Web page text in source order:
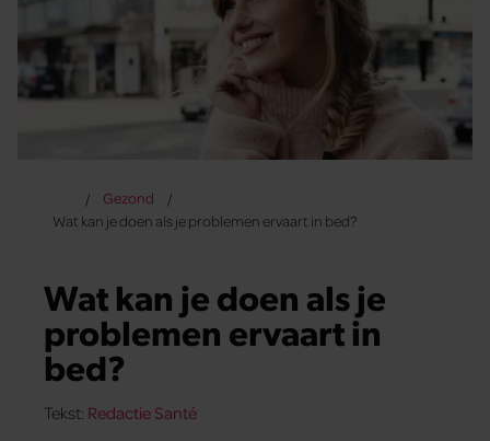
Gezond
Wat kan je doen als je problemen ervaart in bed?
Wat kan je doen als je
problemen ervaart in
bed?
Tekst: Redactie Santé